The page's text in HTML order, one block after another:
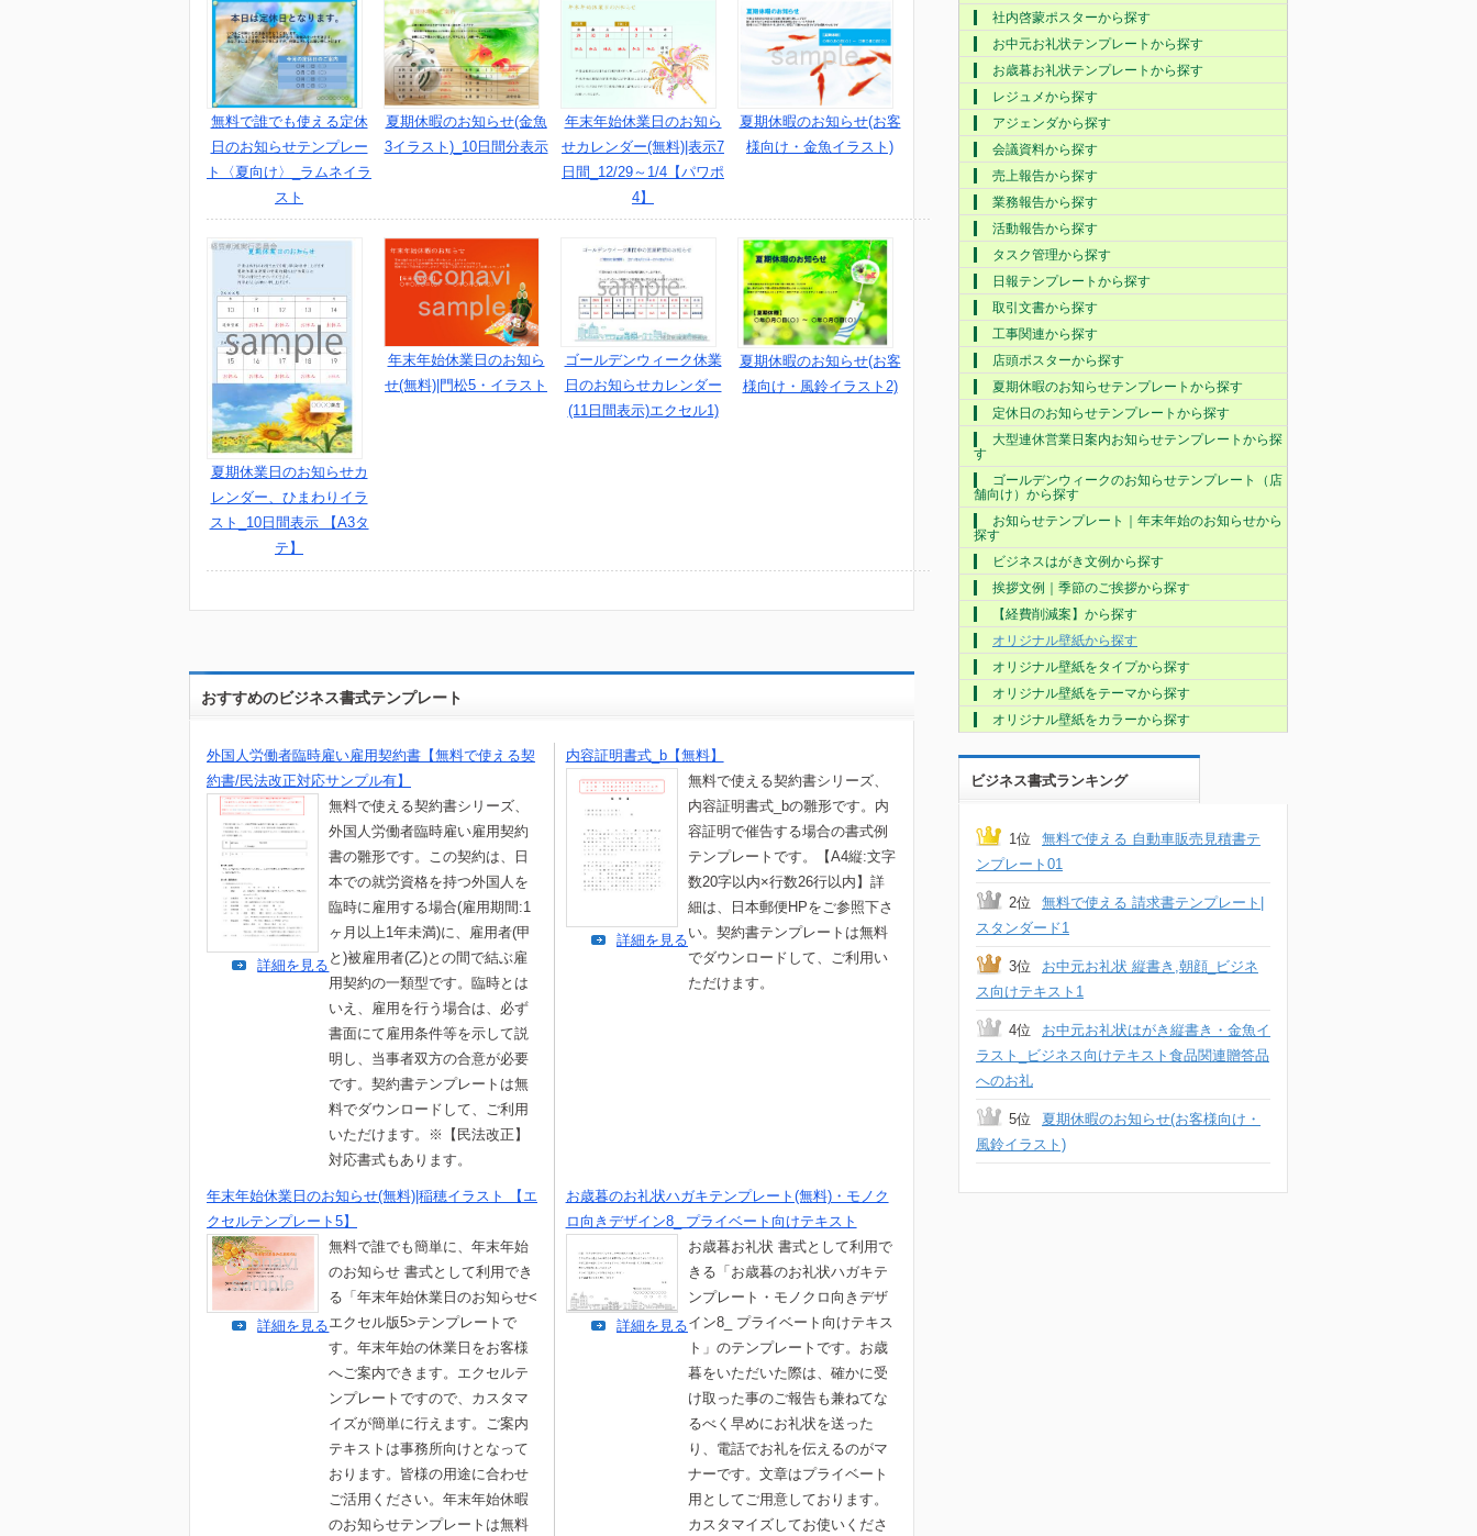
無料で誰でも使える定休
日のお知らせテンプレー
ト〈夏向け〉_ラムネイラ
スト
夏期休暇のお知らせ(金魚
3イラスト)_10日間分表示
年末年始休業日のお知ら
せカレンダー(無料)|表示7
日間_12/29～1/4【パワポ
4】
夏期休暇のお知らせ(お客
様向け・金魚イラスト)
夏期休業日のお知らせカ
レンダー、ひまわりイラ
スト_10日間表示 【A3タ
テ】
年末年始休業日のお知ら
せ(無料)|門松5・イラスト
ゴールデンウィーク休業
日のお知らせカレンダー
(11日間表示)エクセル1)
夏期休暇のお知らせ(お客
様向け・風鈴イラスト2)
おすすめのビジネス書式テンプレート
外国人労働者臨時雇い雇用契約書【無料で使える契
約書/民法改正対応サンプル有】
無料で使える契約書シリーズ、
外国人労働者臨時雇い雇用契約
書の雛形です。この契約は、日
本での就労資格を持つ外国人を
臨時に雇用する場合(雇用期間:1
ヶ月以上1年未満)に、雇用者(甲
と)被雇用者(乙)との間で結ぶ雇
用契約の一類型です。臨時とは
いえ、雇用を行う場合は、必ず
書面にて雇用条件等を示して説
明し、当事者双方の合意が必要
です。契約書テンプレートは無
料でダウンロードして、ご利用
いただけます。※【民法改正】
対応書式もあります。
詳細を見る
内容証明書式_b【無料】
無料で使える契約書シリーズ、
内容証明書式_bの雛形です。内
容証明で催告する場合の書式例
テンプレートです。【A4縦:文字
数20字以内×行数26行以内】詳
細は、日本郵便HPをご参照下さ
い。契約書テンプレートは無料
でダウンロードして、ご利用い
ただけます。
詳細を見る
年末年始休業日のお知らせ(無料)|稲穂イラスト 【エ
クセルテンプレート5】
無料で誰でも簡単に、年末年始
のお知らせ 書式として利用でき
る「年末年始休業日のお知らせ<
エクセル版5>テンプレートで
す。年末年始の休業日をお客様
へご案内できます。エクセルテ
ンプレートですので、カスタマ
イズが簡単に行えます。ご案内
テキストは事務所向けとなって
おります。皆様の用途に合わせ
ご活用ください。年末年始休暇
のお知らせテンプレートは無料
詳細を見る
お歳暮のお礼状ハガキテンプレート(無料)・モノク
ロ向きデザイン8_ プライベート向けテキスト
お歳暮お礼状 書式として利用で
きる「お歳暮のお礼状ハガキテ
ンプレート・モノクロ向きデザ
イン8_ プライベート向けテキス
ト」のテンプレートです。お歳
暮をいただいた際は、確かに受
け取った事のご報告も兼ねてな
るべく早めにお礼状を送った
り、電話でお礼を伝えるのがマ
ナーです。文章はプライベート
用としてご用意しております。
カスタマイズしてお使いくださ
詳細を見る
社内啓蒙ポスターから探す
お中元お礼状テンプレートから探す
お歳暮お礼状テンプレートから探す
レジュメから探す
アジェンダから探す
会議資料から探す
売上報告から探す
業務報告から探す
活動報告から探す
タスク管理から探す
日報テンプレートから探す
取引文書から探す
工事関連から探す
店頭ポスターから探す
夏期休暇のお知らせテンプレートから探す
定休日のお知らせテンプレートから探す
大型連休営業日案内お知らせテンプレートから探
す
ゴールデンウィークのお知らせテンプレート（店
舗向け）から探す
お知らせテンプレート｜年末年始のお知らせから
探す
ビジネスはがき文例から探す
挨拶文例｜季節のご挨拶から探す
【経費削減案】から探す
オリジナル壁紙から探す
オリジナル壁紙をタイプから探す
オリジナル壁紙をテーマから探す
オリジナル壁紙をカラーから探す
ビジネス書式ランキング
1位
無料で使える 自動車販売見積書テ
ンプレート01
2位
無料で使える 請求書テンプレート|
スタンダード1
3位
お中元お礼状 縦書き,朝顔_ビジネ
ス向けテキスト1
4位
お中元お礼状はがき縦書き・金魚イ
ラスト_ビジネス向けテキスト食品関連贈答品
へのお礼
5位
夏期休暇のお知らせ(お客様向け・
風鈴イラスト)